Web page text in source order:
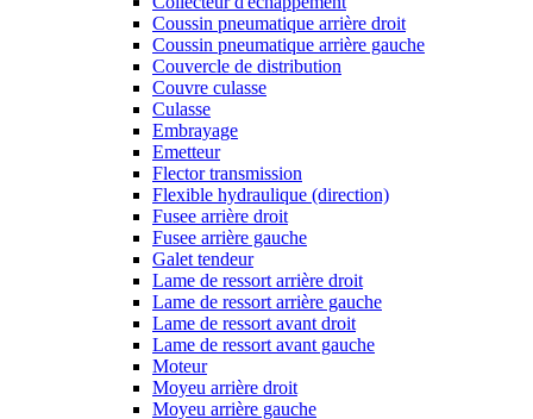
Coussin pneumatique arrière droit
Coussin pneumatique arrière gauche
Couvercle de distribution
Couvre culasse
Culasse
Embrayage
Emetteur
Flector transmission
Flexible hydraulique (direction)
Fusee arrière droit
Fusee arrière gauche
Galet tendeur
Lame de ressort arrière droit
Lame de ressort arrière gauche
Lame de ressort avant droit
Lame de ressort avant gauche
Moteur
Moyeu arrière droit
Moyeu arrière gauche